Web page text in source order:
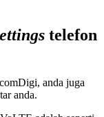
telefon
anda juga
anda.